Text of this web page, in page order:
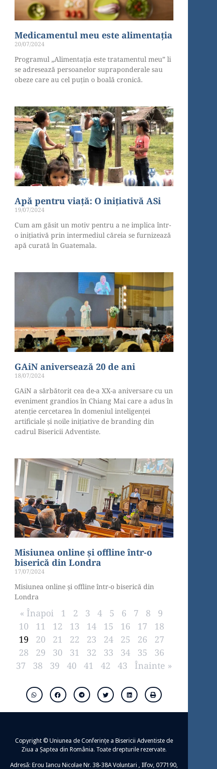
Medicamentul meu este alimentația
20/07/2024
Programul „Alimentația este tratamentul meu” li
se adresează persoanelor supraponderale sau
obeze care au cel puțin o boală cronică.
Apă pentru viață: O inițiativă ASi
19/07/2024
Cum am găsit un motiv pentru a ne implica într-
o inițiativă prin intermediul căreia se furnizează
apă curată în Guatemala.
GAiN aniversează 20 de ani
18/07/2024
GAiN a sărbătorit cea de-a XX-a aniversare cu un
eveniment grandios în Chiang Mai care a adus în
atenție cercetarea în domeniul inteligenței
artificiale și noile inițiative de branding din
cadrul Bisericii Adventiste.
Misiunea online și offline într-o
biserică din Londra
17/07/2024
Misiunea online și offline într-o biserică din
Londra
« Înapoi 1 2 3 4 5 6 7 8
9
10
11 12 13 14 15 16 17
18
19
20 21 22 23 24 25 26
27
28
29 30 31 32 33 34 35
36
37
38 39 40 41 42 43 Înainte »
Copyright © Uniunea de Conferințe a Bisericii Adventiste de
Ziua a Șaptea din România. Toate drepturile rezervate.
Adresă: Erou Iancu Nicolae Nr. 38-38A Voluntari , Ilfov, 077190,